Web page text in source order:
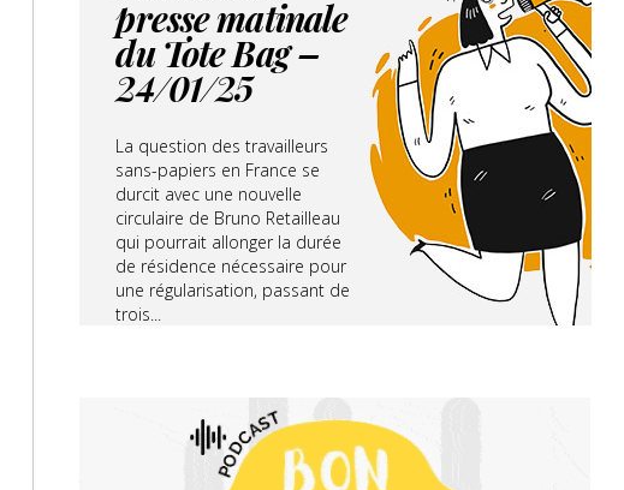
presse matinale
du Tote Bag –
24/01/25
La question des travailleurs
sans-papiers en France se
durcit avec une nouvelle
circulaire de Bruno Retailleau
qui pourrait allonger la durée
de résidence nécessaire pour
une régularisation, passant de
trois...